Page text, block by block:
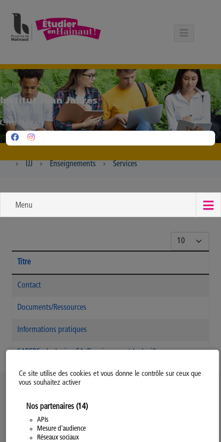
Ce site utilise des cookies et vous donne le contrôle sur ceux que
vous souhaitez activer
Nos partenaires (14)
APIs
Mesure d'audience
Réseaux sociaux
Institut Jean Jaurès
Charleroi
IJJ Enseignements Services
Menu
Afficher #
Titre
Contact
Documents/Ressources
Informations pratiques
SAPEPS - Inclusion EA (Enseignement Inclusif)
Modifiez votre consentement
Politique Générale de Confidentialité